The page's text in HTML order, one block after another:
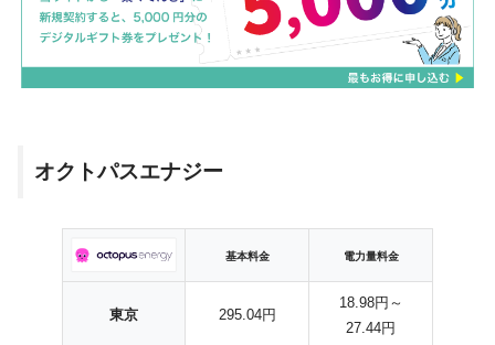
オクトパスエナジー
基本料金 電力量料金
東京 295.04円
18.98円～
27.44円